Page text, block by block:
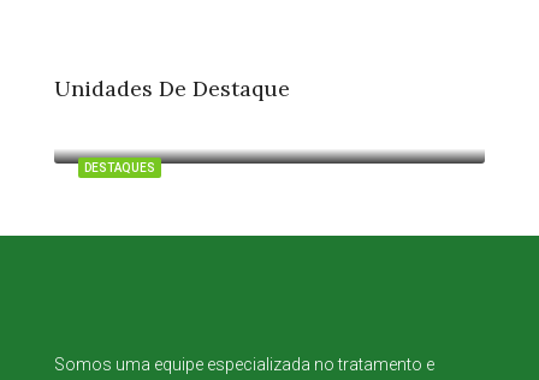
Unidades De Destaque
DESTAQUES
Somos uma equipe especializada no tratamento e